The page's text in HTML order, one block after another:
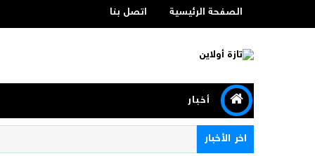
الصفحة الرئيسية اتصل بنا
أخبار
اخر الأخبار